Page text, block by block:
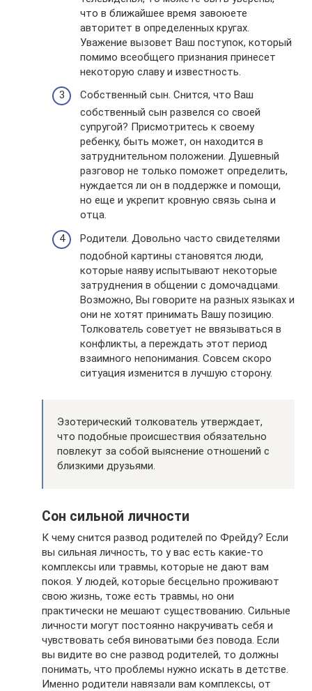
что в ближайшее время завоюете
авторитет в определенных кругах.
Уважение вызовет Ваш поступок, который
помимо всеобщего признания принесет
некоторую славу и известность.
Собственный сын. Снится, что Ваш
собственный сын развелся со своей
супругой? Присмотритесь к своему
ребенку, быть может, он находится в
затруднительном положении. Душевный
разговор не только поможет определить,
нуждается ли он в поддержке и помощи,
но еще и укрепит кровную связь сына и
отца.
Родители. Довольно часто свидетелями
подобной картины становятся люди,
которые наяву испытывают некоторые
затруднения в общении с домочадцами.
Возможно, Вы говорите на разных языках и
они не хотят принимать Вашу позицию.
Толкователь советует не ввязываться в
конфликты, а переждать этот период
взаимного непонимания. Совсем скоро
ситуация изменится в лучшую сторону.
Эзотерический толкователь утверждает,
что подобные происшествия обязательно
повлекут за собой выяснение отношений с
близкими друзьями.
Сон сильной личности
К чему снится развод родителей по Фрейду? Если
вы сильная личность, то у вас есть какие-то
комплексы или травмы, которые не дают вам
покоя. У людей, которые бесцельно проживают
свою жизнь, тоже есть травмы, но они
практически не мешают существованию. Сильные
личности могут постоянно накручивать себя и
чувствовать себя виноватыми без повода. Если
вы видите во сне развод родителей, то должны
понимать, что проблемы нужно искать в детстве.
Именно родители навязали вам комплексы, от